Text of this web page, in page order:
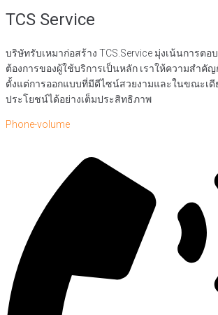
TCS Service
บริษัทรับเหมาก่อสร้าง TCS.Service มุ่งเน้นการตอ
ต้องการของผู้ใช้บริการเป็นหลัก เราให้ความสำคั
ตั้งแต่การออกแบบที่มีดีไซน์สวยงามและในขณะเดี
ประโยชน์ได้อย่างเต็มประสิทธิภาพ
Phone-volume